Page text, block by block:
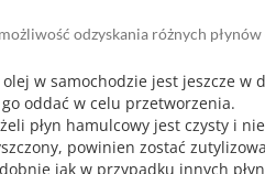
odzyskania różnych
olej w samochodzie jest jeszcze
oddać w celu przetworzenia.
płyn hamulcowy jest czysty i
powinien zostać
jak w przypadku innych